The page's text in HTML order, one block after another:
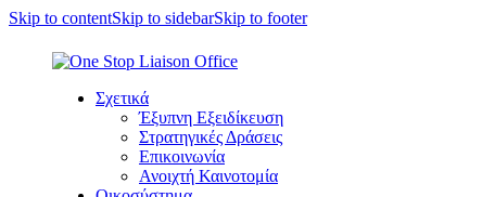
Skip to contentSkip to sidebarSkip to footer
Σχετικά
Έξυπνη Εξειδίκευση
Στρατηγικές Δράσεις
Επικοινωνία
Ανοιχτή Καινοτομία